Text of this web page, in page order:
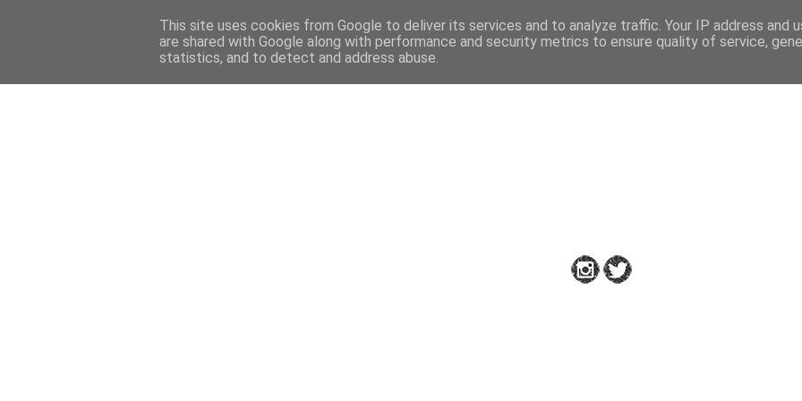
This site uses cookies from Google to deliver its services and to analyze traffic. Your IP address and
are shared with Google along with performance and security metrics to ensure quality of service,
statistics, and to detect and address abuse.